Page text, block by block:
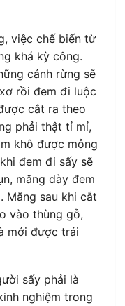
việc chế biến từ
khá kỳ công.
cánh rừng sẽ
rồi đem đi luộc
cắt ra theo
phải thật tỉ mỉ,
khô được mỏng
đem đi sấy sẽ
măng dày đem
Măng sau khi cắt
vào thùng gỗ,
mới được trải
sấy phải là
nghiệm trong